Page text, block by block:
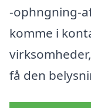
-ophngning-
komme i
få den